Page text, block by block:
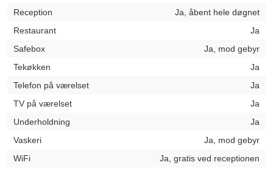
Reception
Ja, åbent hele døgnet
Restaurant
Ja
Safebox
Ja, mod gebyr
Tekøkken
Ja
Telefon på værelset
Ja
TV på værelset
Ja
Underholdning
Ja
Vaskeri
Ja, mod gebyr
WiFi
Ja, gratis ved receptionen